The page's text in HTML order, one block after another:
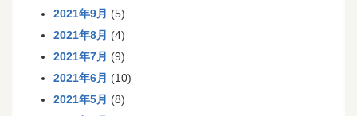
2021年9月 (5)
2021年8月 (4)
2021年7月 (9)
2021年6月 (10)
2021年5月 (8)